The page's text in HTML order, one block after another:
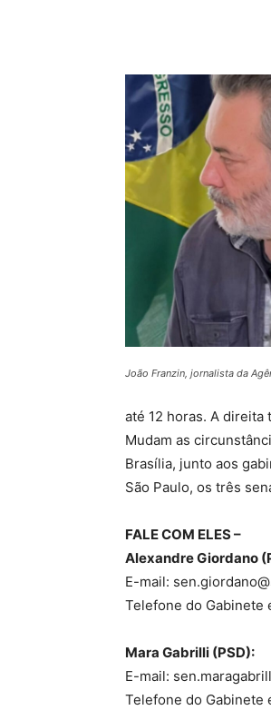
João Franzin, jornalista da
até 12 horas. A
Mudam as
Brasília, junto aos
São Paulo, os três
FALE COM ELES –
Alexandre Giordano
E-mail:
Telefone do Gabinete
Mara Gabrilli (PSD):
E-mail:
Telefone do Gabinete